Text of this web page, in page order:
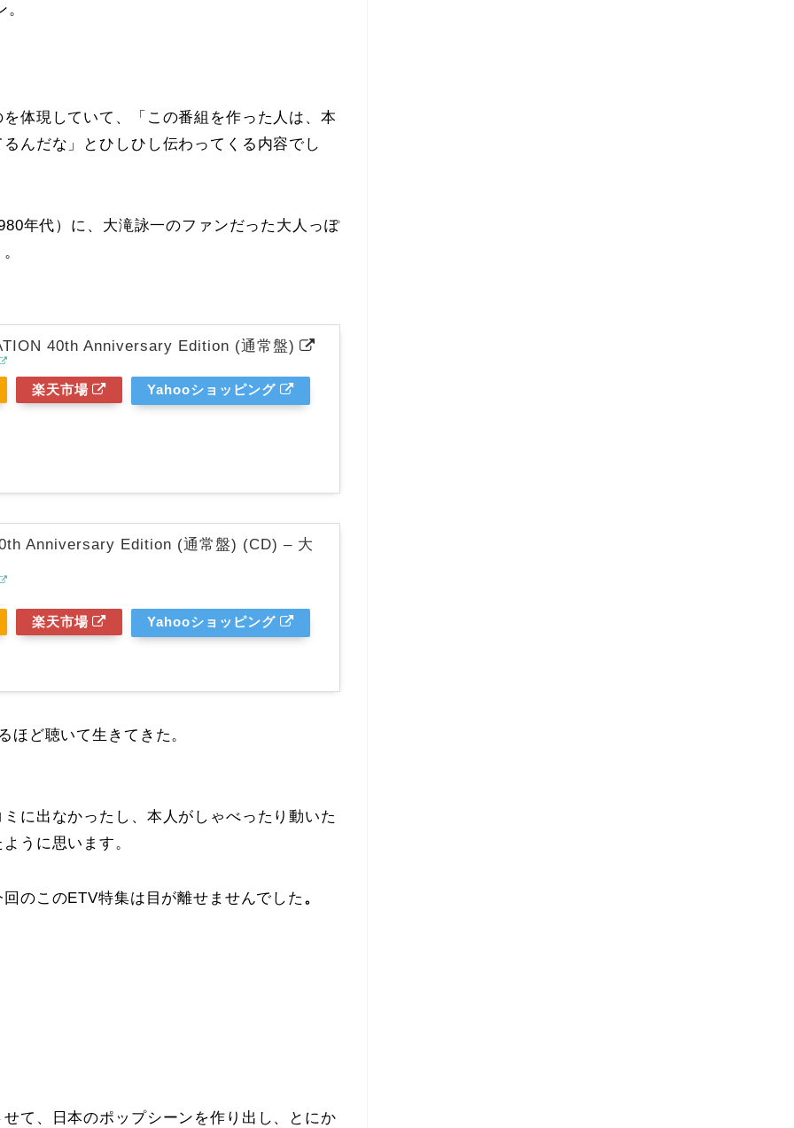
体現していて、「この番組を作った人は、本
んだな」とひしひし伝わってくる内容でし
年代）に、大滝詠一のファンだった大人っぽ
40th Anniversary Edition (通常盤)
楽天市場 Yahooショッピング
Anniversary Edition (通常盤) (CD) – 大
楽天市場 Yahooショッピング
ほど聴いて生きてきた。
に出なかったし、本人がしゃべったり動いた
うに思います。
のこのETV特集は目が離せませんでした 。
て、日本のポップシーンを作り出し、とにか